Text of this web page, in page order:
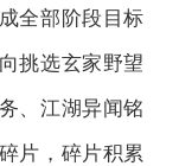
全部阶段目标
挑选玄家野望
、江湖异闻铭
片，碎片积累